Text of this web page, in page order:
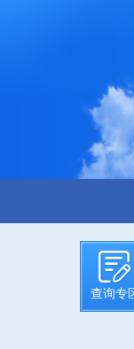
查询专